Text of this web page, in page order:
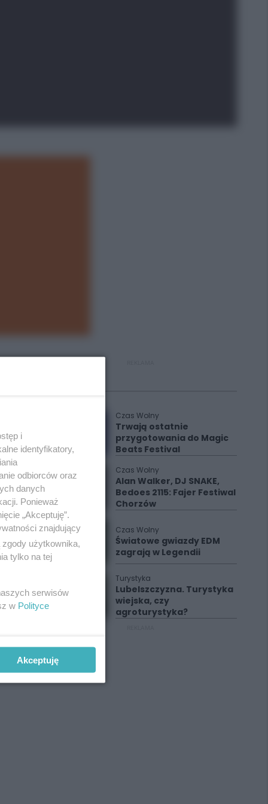
Czas Wolny
Trwają ostatnie
przygotowania do Magic
Beats Festival
Czas Wolny
Alan Walker, DJ SNAKE,
Bedoes 2115: Fajer Festiwal
Chorzów
Czas Wolny
Światowe gwiazdy EDM
zagrają w Legendii
Turystyka
Lubelszczyzna. Turystyka
wiejska, czy
agroturystyka?
i
identyfikatory,
odbiorców oraz
danych
Ponieważ
„Akceptuję”.
znajdujący
użytkownika,
tylko na tej
serwisów
w Polityce
Akceptuję